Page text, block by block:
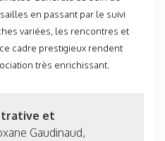
en passant par le suivi
variées, les rencontres et
cadre prestigieux rendent
très enrichissant.
et
Gaudinaud,